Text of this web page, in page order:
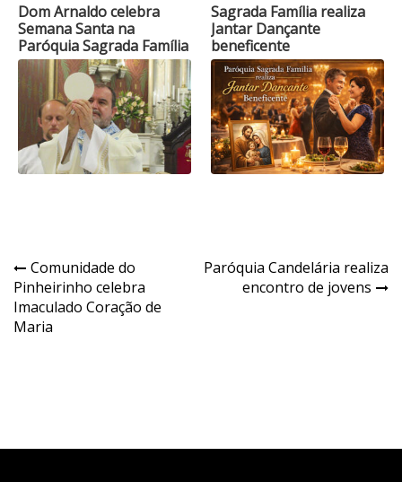
Dom Arnaldo celebra
Semana Santa na
Paróquia Sagrada Família
Sagrada Família realiza
Jantar Dançante
beneficente
Navegação
de
Post
Comunidade do
Pinheirinho celebra
Imaculado Coração de
Maria
Paróquia Candelária realiza
encontro de jovens